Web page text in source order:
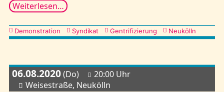
Weiterlesen…
Kategorien
Demonstration Syndikat Gentrifizierung Neukölln
06.08.2020(Do)
20:00 Uhr
Weisestraße, Neukölln